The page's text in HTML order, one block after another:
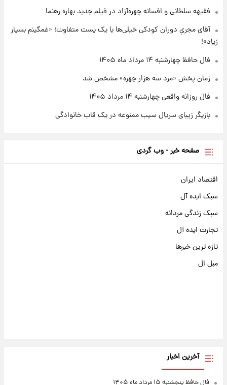
۲۱ ساعت پیش
۱۴۰۵/کاهش قیمت طلا و سکه
فقیهه سلطانی و افسانه چهره‌آزاد در فیلم جدید بهاره رهنما
آقای مجریِ دوران کودکی خیلی‌ها با یک پست متفاوت؛ «غمگینم بسیار
زیاد»!
فال حافظ چهارشنبه ۱۴ مرداد ماه ۱۴۰۵
زمان پخش «مرد سه هزار چهره» مشخص شد
فال روزانه واقعی چهارشنبه ۱۴ مرداد ۱۴۰۵
بازیگر زیبای سریال سیب ممنوعه در یک قاب خانوادگی
صفحه خبر - وب گردی
اقتصاد ایران
سبک ایده آل
سبک زندگی مردانه
تجارت ایده آل
تازه ترین خبرها
مبل ال
آخرین اخبار
فال حافظ پنجشنبه ۱۵ مرداد ماه ۱۴۰۵